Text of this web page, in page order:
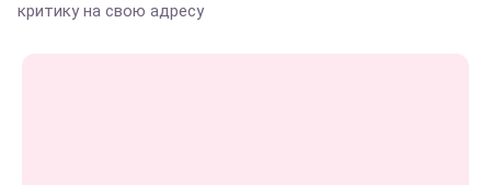
критику на свою адресу